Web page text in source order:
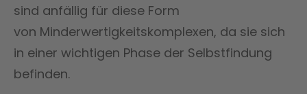
sind anfällig für diese Form
von Minderwertigkeitskomplexen, da sie sich
in einer wichtigen Phase der Selbstfindung
befinden​​.